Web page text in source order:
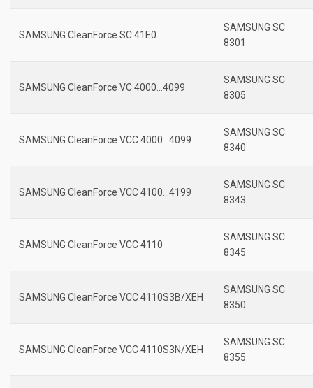
SAMSUNG CleanForce SC 41E0
SAMSUNG SC
8301
SAMSUNG CleanForce VC 4000…4099
SAMSUNG SC
8305
SAMSUNG CleanForce VCC 4000…4099
SAMSUNG SC
8340
SAMSUNG CleanForce VCC 4100…4199
SAMSUNG SC
8343
SAMSUNG CleanForce VCC 4110
SAMSUNG SC
8345
SAMSUNG CleanForce VCC 4110S3B/XEH
SAMSUNG SC
8350
SAMSUNG CleanForce VCC 4110S3N/XEH
SAMSUNG SC
8355